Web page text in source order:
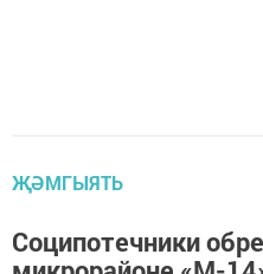
ҖӘМГЫЯТЬ
Соципотечники